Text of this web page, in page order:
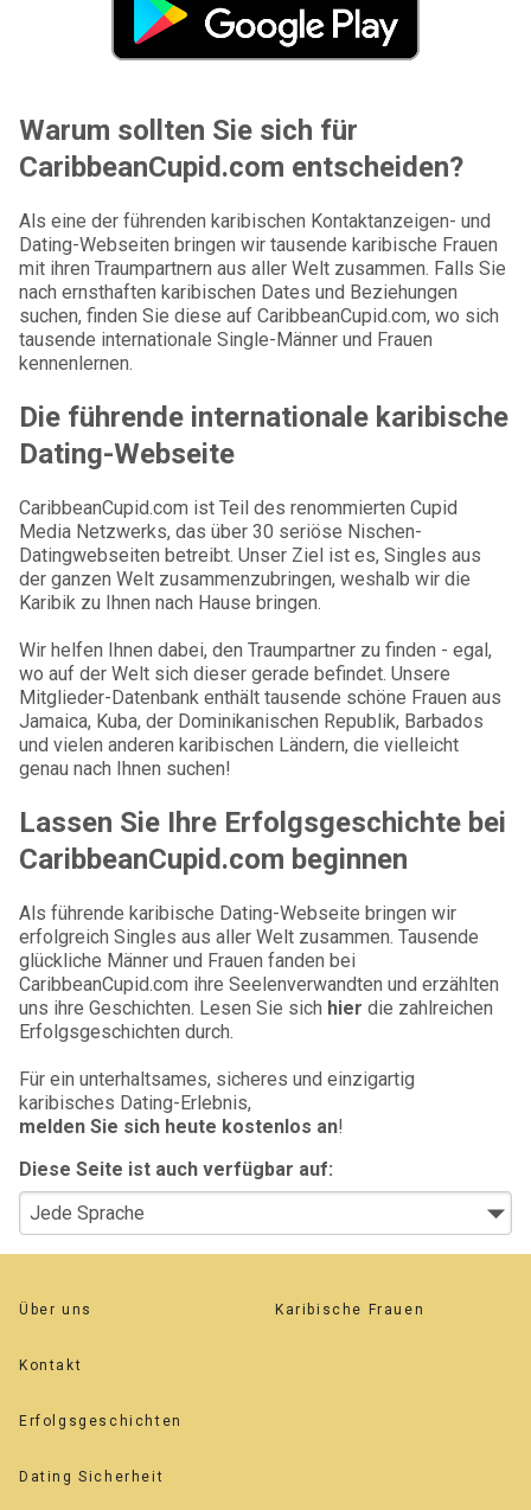
Warum sollten Sie sich für
CaribbeanCupid.com entscheiden?
Als eine der führenden karibischen Kontaktanzeigen- und
Dating-Webseiten bringen wir tausende karibische Frauen
mit ihren Traumpartnern aus aller Welt zusammen. Falls Sie
nach ernsthaften karibischen Dates und Beziehungen
suchen, finden Sie diese auf CaribbeanCupid.com, wo sich
tausende internationale Single-Männer und Frauen
kennenlernen.
Die führende internationale karibische
Dating-Webseite
CaribbeanCupid.com ist Teil des renommierten Cupid
Media Netzwerks, das über 30 seriöse Nischen-
Datingwebseiten betreibt. Unser Ziel ist es, Singles aus
der ganzen Welt zusammenzubringen, weshalb wir die
Karibik zu Ihnen nach Hause bringen.
Wir helfen Ihnen dabei, den Traumpartner zu finden - egal,
wo auf der Welt sich dieser gerade befindet. Unsere
Mitglieder-Datenbank enthält tausende schöne Frauen aus
Jamaica, Kuba, der Dominikanischen Republik, Barbados
und vielen anderen karibischen Ländern, die vielleicht
genau nach Ihnen suchen!
Lassen Sie Ihre Erfolgsgeschichte bei
CaribbeanCupid.com beginnen
Als führende karibische Dating-Webseite bringen wir
erfolgreich Singles aus aller Welt zusammen. Tausende
glückliche Männer und Frauen fanden bei
CaribbeanCupid.com ihre Seelenverwandten und erzählten
uns ihre Geschichten. Lesen Sie sich hier die zahlreichen
Erfolgsgeschichten durch.
Für ein unterhaltsames, sicheres und einzigartig
karibisches Dating-Erlebnis,
melden Sie sich heute kostenlos an!
Diese Seite ist auch verfügbar auf:
Über uns
Kontakt
Erfolgsgeschichten
Dating Sicherheit
Karibische Frauen